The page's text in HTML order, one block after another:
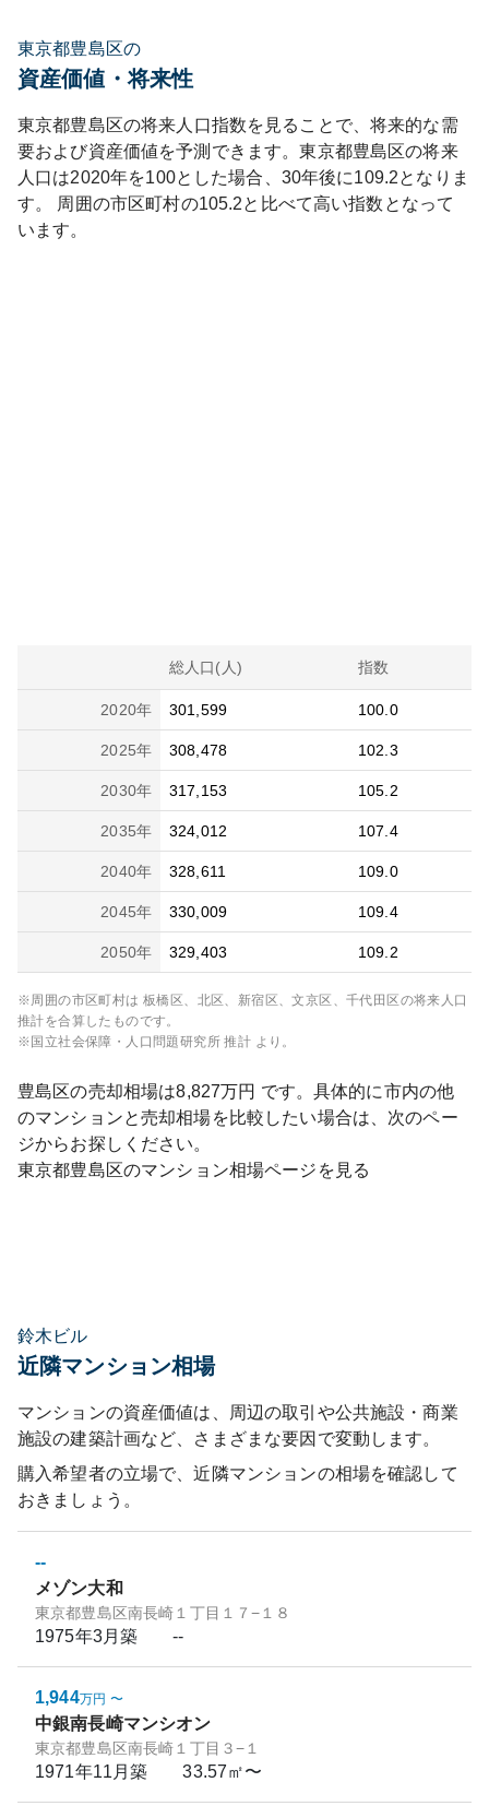
東京都豊島区の
資産価値・将来性
東京都豊島区の将来人口指数を見ることで、将来的な需
要および資産価値を予測できます。東京都豊島区の将来
人口は2020年を100とした場合、30年後に109.2となりま
す。
周囲の市区町村の105.2と比べて高い指数となって
います。
総人口(人) 指数
2020年 301,599 100.0
2025年 308,478 102.3
2030年 317,153 105.2
2035年 324,012 107.4
2040年 328,611 109.0
2045年 330,009 109.4
2050年 329,403 109.2
※周囲の市区町村は 板橋区、北区、新宿区、文京区、千代田区の将来人口
推計を合算したものです。
※国立社会保障・人口問題研究所 推計 より。
豊島区の売却相場は8,827万円 です。具体的に市内の他
のマンションと売却相場を比較したい場合は、次のペー
ジからお探しください。
東京都豊島区のマンション相場ページを見る
鈴木ビル
近隣マンション相場
マンションの資産価値は、周辺の取引や公共施設・商業
施設の建築計画など、さまざまな要因で変動します。
購入希望者の立場で、近隣マンションの相場を確認して
おきましょう。
--
メゾン大和
東京都豊島区南長崎１丁目１７−１８
1975年3月築 --
1,944万円 〜
中銀南長崎マンシオン
東京都豊島区南長崎１丁目３−１
1971年11月築 33.57㎡〜